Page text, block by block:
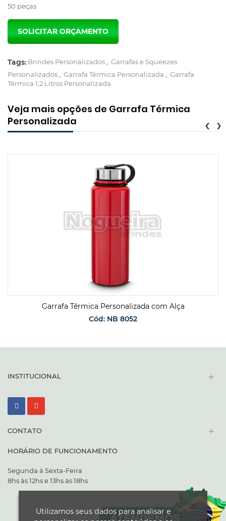
50 peças
Tags: Brindes Personalizados
Garrafas e Squeezes
Personalizados
Garrafa Térmica Personalizada
Garrafa
Térmica 1,2 Litros Personalizada
Veja mais opções de Garrafa Térmica
Personalizada
Garrafa Térmica Personalizada com Alça
Cód: NB 8052
SOLICITAR ORÇAMENTO
‹ ›
INSTITUCIONAL +
CONTATO +
HORÁRIO DE FUNCIONAMENTO
Segunda à Sexta-Feira
8hs às 12hs e 13hs às 18hs
Utilizamos seus dados para analisar e